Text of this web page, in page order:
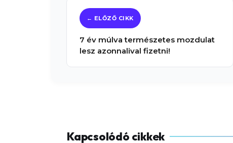
7 év múlva természetes mozdulat
lesz azonnalival fizetni!